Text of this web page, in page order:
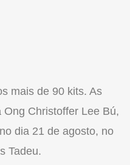
mais de 90 kits. As
Christoffer Lee Bú,
dia 21 de agosto, no
Tadeu.